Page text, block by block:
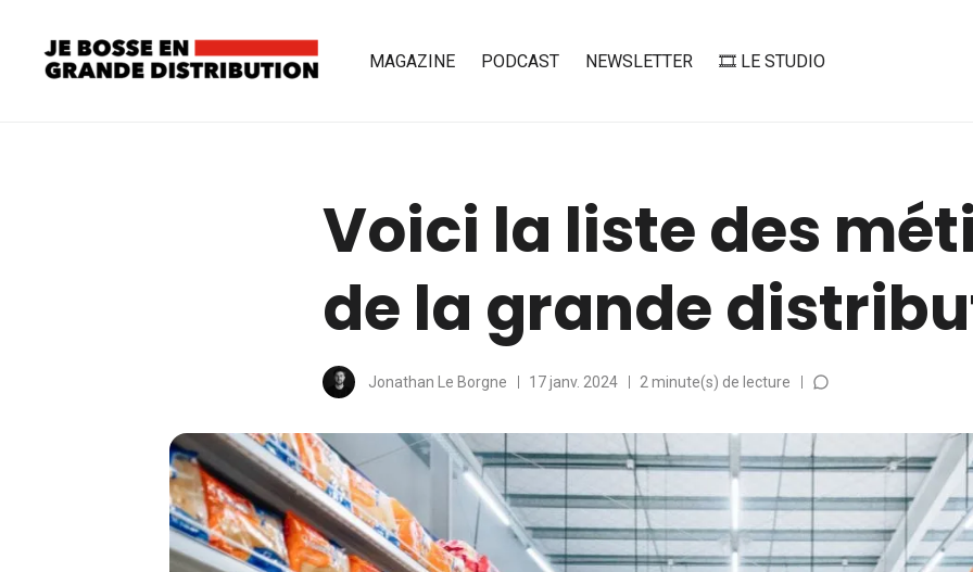
MAGAZINE PODCAST NEWSLETTER 🎞️ LE STUDIO
Voici la liste des
de la grande
Jonathan Le Borgne 17 janv. 2024 2 minute(s) de lecture